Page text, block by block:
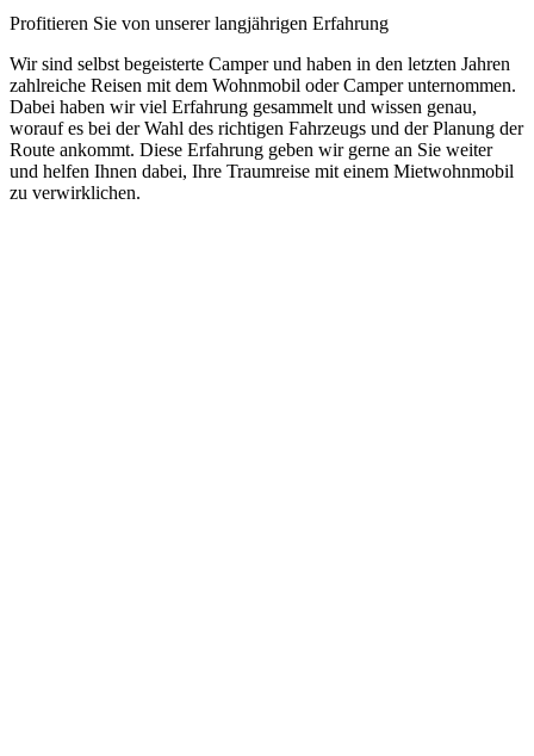
Profitieren Sie von unserer langjährigen Erfahrung
Wir sind selbst begeisterte Camper und haben in den letzten Jahren
zahlreiche Reisen mit dem Wohnmobil oder Camper unternommen.
Dabei haben wir viel Erfahrung gesammelt und wissen genau,
worauf es bei der Wahl des richtigen Fahrzeugs und der Planung der
Route ankommt. Diese Erfahrung geben wir gerne an Sie weiter
und helfen Ihnen dabei, Ihre Traumreise mit einem Mietwohnmobil
zu verwirklichen.